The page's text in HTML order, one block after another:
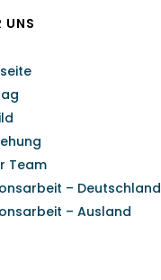
UNS
Team
– Deutschland
– Ausland